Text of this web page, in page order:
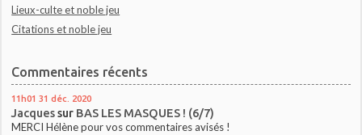
Lieux-culte et noble jeu
Citations et noble jeu
Commentaires récents
11h01 31 déc. 2020
Jacquessur BAS LES MASQUES ! (6/7)
MERCI Hélène pour vos commentaires avisés !